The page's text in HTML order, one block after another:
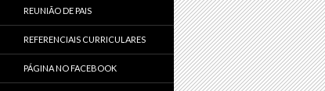
REUNIÃO DE PAIS
REFERENCIAIS CURRICULARES
PÁGINA NO FACEBOOK